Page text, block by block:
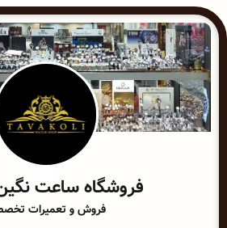
فروشگاه ساعت
فروش و تعمیرات